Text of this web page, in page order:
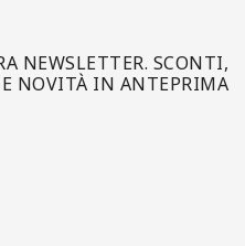
NEWSLETTER. SCONTI,
E NOVITÀ IN ANTEPRIMA